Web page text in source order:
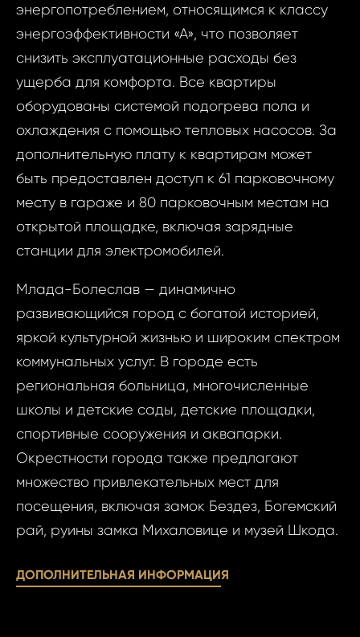
энергопотреблением, относящимся к классу
энергоэффективности «А», что позволяет
снизить эксплуатационные расходы без
ущерба для комфорта. Все квартиры
оборудованы системой подогрева пола и
охлаждения с помощью тепловых насосов. За
дополнительную плату к квартирам может
быть предоставлен доступ к 61 парковочному
месту в гараже и 80 парковочным местам на
открытой площадке, включая зарядные
станции для электромобилей.
Млада-Болеслав — динамично
развивающийся город с богатой историей,
яркой культурной жизнью и широким спектром
коммунальных услуг. В городе есть
региональная больница, многочисленные
школы и детские сады, детские площадки,
спортивные сооружения и аквапарки.
Окрестности города также предлагают
множество привлекательных мест для
посещения, включая замок Бездез, Богемский
рай, руины замка Михаловице и музей Шкода.
ДОПОЛНИТЕЛЬНАЯ ИНФОРМАЦИЯ
Mladá
Mladá
Ваш